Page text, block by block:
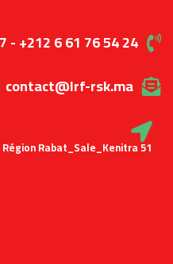
- +212 6 61 76 54 24
contact@lrf-rsk.ma
Région Rabat_Sale_Kenitra